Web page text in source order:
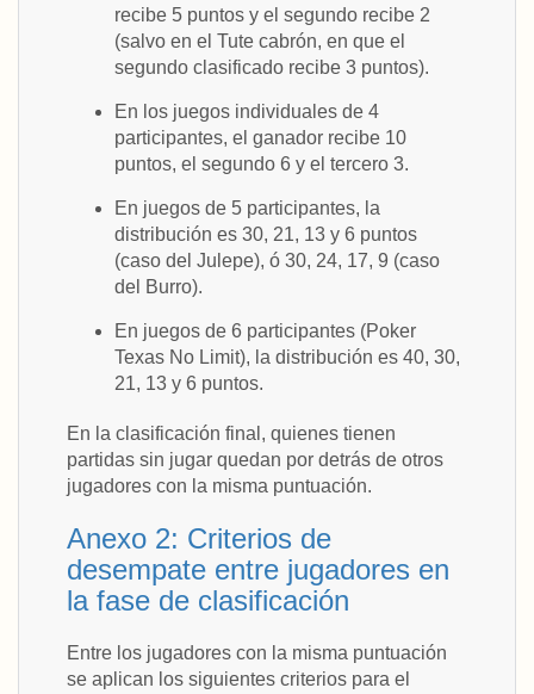
recibe 5 puntos y el segundo recibe 2
(salvo en el Tute cabrón, en que el
segundo clasificado recibe 3 puntos).
En los juegos individuales de 4
participantes, el ganador recibe 10
puntos, el segundo 6 y el tercero 3.
En juegos de 5 participantes, la
distribución es 30, 21, 13 y 6 puntos
(caso del Julepe), ó 30, 24, 17, 9 (caso
del Burro).
En juegos de 6 participantes (Poker
Texas No Limit), la distribución es 40, 30,
21, 13 y 6 puntos.
En la clasificación final, quienes tienen
partidas sin jugar quedan por detrás de otros
jugadores con la misma puntuación.
Anexo 2: Criterios de
desempate entre jugadores en
la fase de clasificación
Entre los jugadores con la misma puntuación
se aplican los siguientes criterios para el